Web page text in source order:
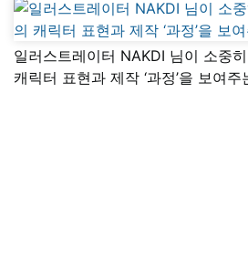
일러스트레이터 NAKDI 님이 소중
캐릭터 표현과 제작 ‘과정’을 보여